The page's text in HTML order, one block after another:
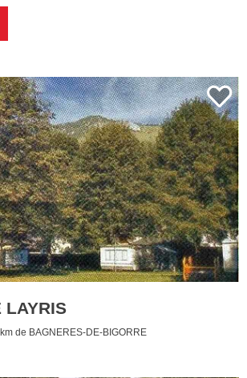
LAYRIS
de BAGNERES-DE-BIGORRE